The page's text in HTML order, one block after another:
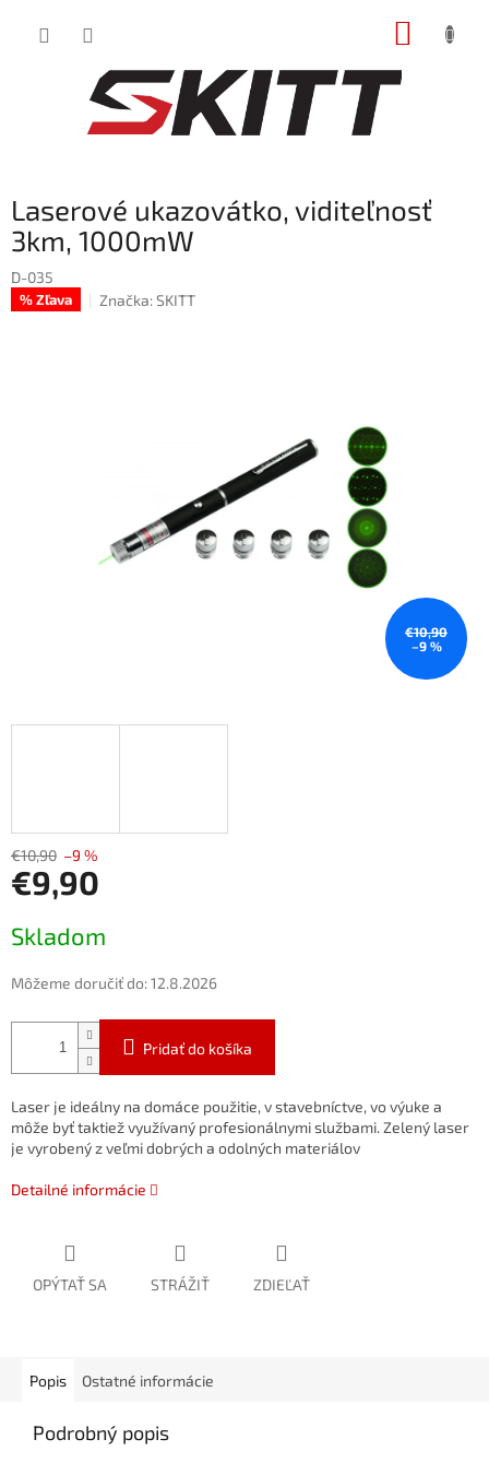
Laserové ukazovátko, viditeľnosť
3km, 1000mW
D-035
% Zľava Značka:SKITT
€10,90
–9 %
€10,90 –9 %
€9,90
cena:
Skladom
Môžeme doručiť do:12.8.2026
Pridať do košíka
Laser je ideálny na domáce použitie, v stavebníctve, vo výuke a
môže byť taktiež využívaný profesionálnymi službami. Zelený laser
je vyrobený z veľmi dobrých a odolných materiálov
Detailné informácie
OPÝTAŤ SA STRÁŽIŤ ZDIEĽAŤ
Popis Ostatné informácie
Podrobný popis